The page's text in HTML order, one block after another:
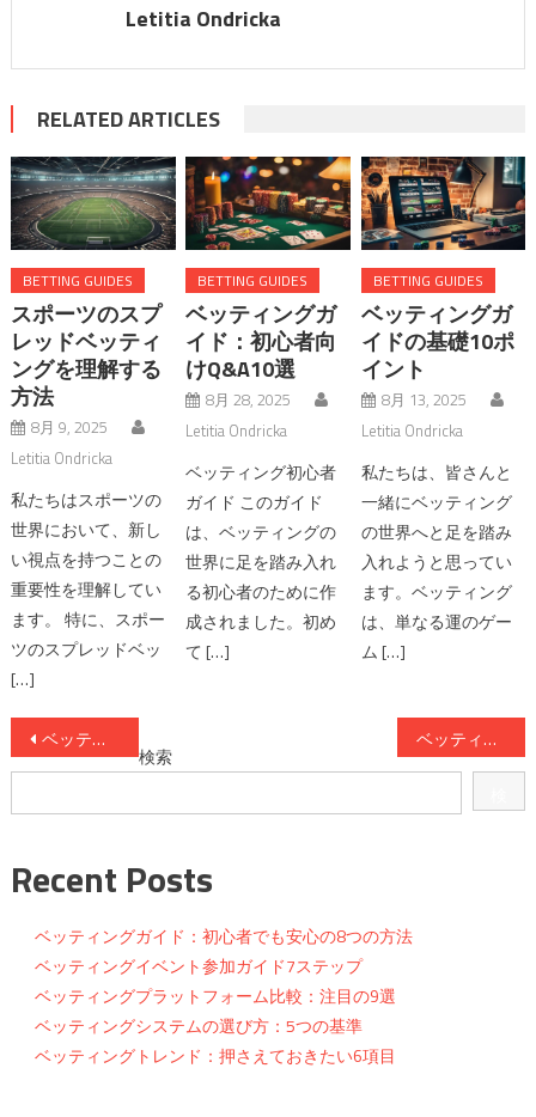
Letitia Ondricka
RELATED ARTICLES
BETTING GUIDES
スポーツのスプ
レッドベッティ
ングを理解する
方法
8月 9, 2025
Letitia Ondricka
私たちはスポーツの
世界において、新し
い視点を持つことの
重要性を理解してい
ます。 特に、スポー
ツのスプレッドベッ
[…]
BETTING GUIDES
ベッティングガ
イド：初心者向
けQ&A10選
8月 28, 2025
Letitia Ondricka
ベッティング初心者
ガイド このガイド
は、ベッティングの
世界に足を踏み入れ
る初心者のために作
成されました。初め
て […]
BETTING GUIDES
ベッティングガ
イドの基礎10ポ
イント
8月 13, 2025
Letitia Ondricka
私たちは、皆さんと
一緒にベッティング
の世界へと足を踏み
入れようと思ってい
ます。ベッティング
は、単なる運のゲー
ム […]
投
稿
ナ
ビ
ゲ
ー
シ
ョ
ベッティングプラットフォーム最新事情7つ ベッティングガイドの活用法8パターン
検索
Recent Posts
ベッティングガイド：初心者でも安心の8つの方法
ベッティングイベント参加ガイド7ステップ
ベッティングプラットフォーム比較：注目の9選
ベッティングシステムの選び方：5つの基準
ベッティングトレンド：押さえておきたい6項目